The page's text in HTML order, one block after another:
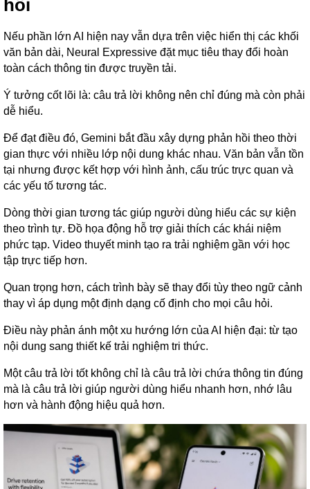
hồi
Nếu phần lớn AI hiện nay vẫn dựa trên việc hiển thị các khối
văn bản dài, Neural Expressive đặt mục tiêu thay đổi hoàn
toàn cách thông tin được truyền tải.
Ý tưởng cốt lõi là: câu trả lời không nên chỉ đúng mà còn phải
dễ hiểu.
Để đạt điều đó, Gemini bắt đầu xây dựng phản hồi theo thời
gian thực với nhiều lớp nội dung khác nhau. Văn bản vẫn tồn
tại nhưng được kết hợp với hình ảnh, cấu trúc trực quan và
các yếu tố tương tác.
Dòng thời gian tương tác giúp người dùng hiểu các sự kiện
theo trình tự. Đồ họa động hỗ trợ giải thích các khái niệm
phức tạp. Video thuyết minh tạo ra trải nghiệm gần với học
tập trực tiếp hơn.
Quan trọng hơn, cách trình bày sẽ thay đổi tùy theo ngữ cảnh
thay vì áp dụng một định dạng cố định cho mọi câu hỏi.
Điều này phản ánh một xu hướng lớn của AI hiện đại: từ tạo
nội dung sang thiết kế trải nghiệm tri thức.
Một câu trả lời tốt không chỉ là câu trả lời chứa thông tin đúng
mà là câu trả lời giúp người dùng hiểu nhanh hơn, nhớ lâu
hơn và hành động hiệu quả hơn.